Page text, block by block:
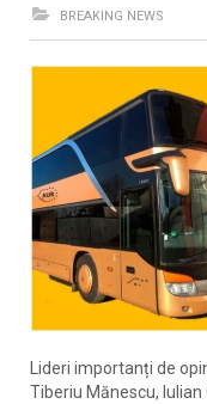
BREAKING NEWS
Lideri importanți de
Tiberiu Mănescu,